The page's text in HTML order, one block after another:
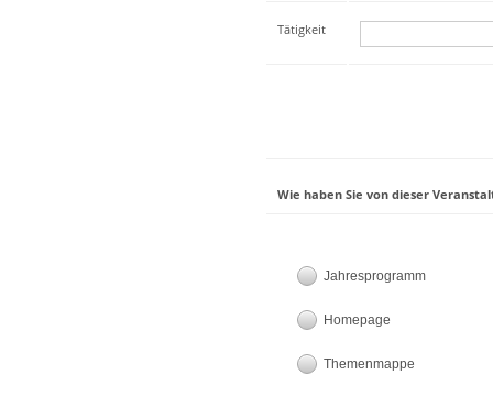
Tätigkeit
Wie haben Sie von dieser
Jahresprogramm
Homepage
Themenmappe